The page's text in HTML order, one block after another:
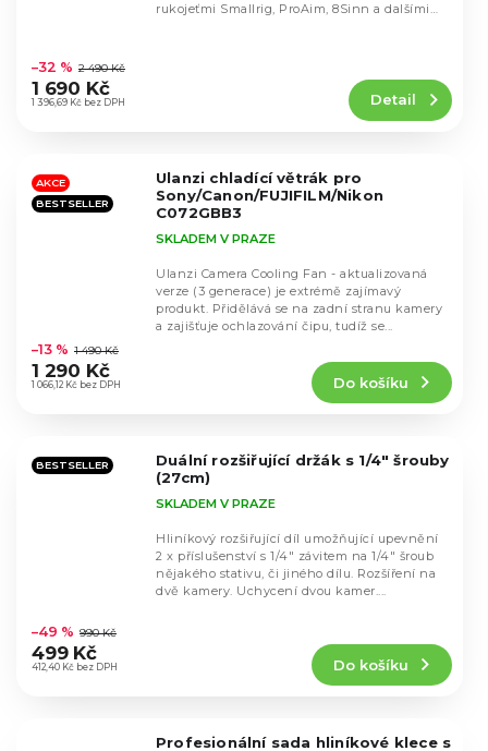
hodnocení
produktu
je
hvězdiček.
1 396,69 Kč bez DPH
–32 % 2 490 Kč
1 690 Kč Detail
rukojeťmi Smallrig, ProAim, 8Sinn a dalšími
AKCE
BESTSELLER
Ulanzi chladící větrák pro
Sony/Canon/FUJIFILM/Nikon
C072GBB3
hodnocení
produktu
je
hvězdiček.
SKLADEM V PRAZE
1 066,12 Kč bez DPH
–13 % 1 490 Kč
1 290 Kč
Do košíku
Ulanzi Camera Cooling Fan - aktualizovaná
verze (3 generace) je extrémě zajímavý
produkt. Přidělává se na zadní stranu kamery
a zajišťuje ochlazování čipu, tudíž se...
BESTSELLER
Duální rozšiřující držák s 1/4" šrouby
(27cm)
hodnocení
produktu
je
SKLADEM V PRAZE
412,40 Kč bez DPH
–49 % 990 Kč
499 Kč
Do košíku
Hliníkový rozšiřující díl umožňující upevnění
2 x příslušenství s 1/4" závitem na 1/4" šroub
nějakého stativu, či jiného dílu. Rozšíření na
dvě kamery. Uchycení dvou kamer....
Profesionální sada hliníkové klece s